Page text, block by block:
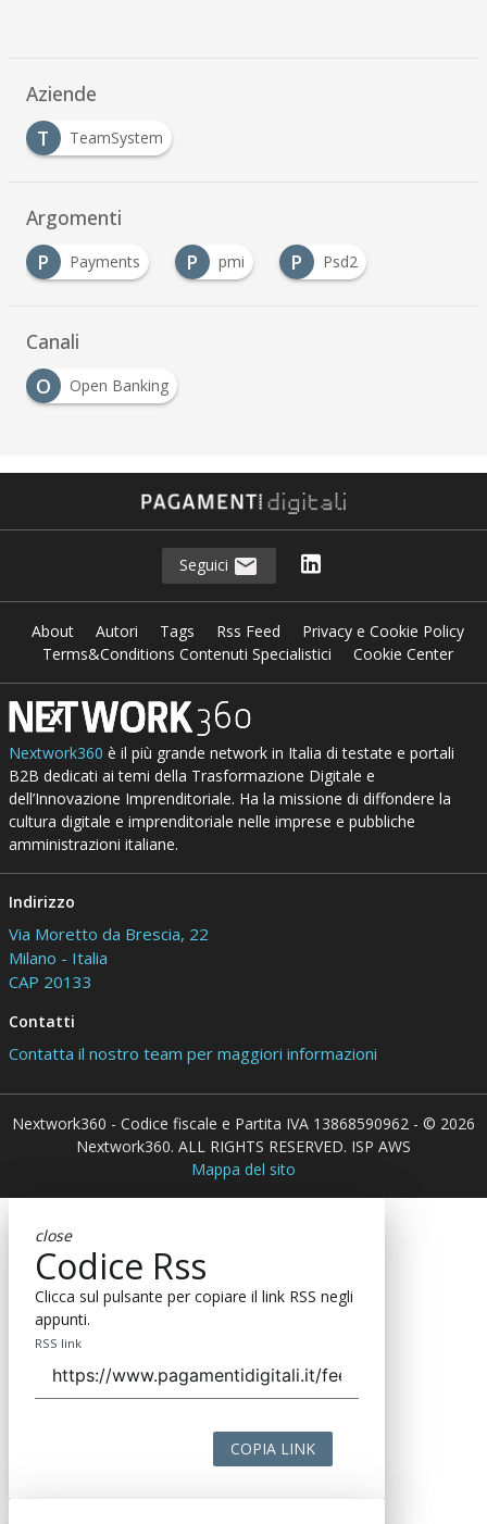
Aziende
T
TeamSystem
Argomenti
P
Payments P pmi P Psd2
Canali
O
Open Banking
Seguici
About Autori Tags Rss Feed
Privacy e Cookie Policy
Terms&Conditions Contenuti Specialistici
Cookie Center
Nextwork360 è il più grande network in Italia di testate e portali
B2B dedicati ai temi della Trasformazione Digitale e
dell’Innovazione Imprenditoriale. Ha la missione di diffondere la
cultura digitale e imprenditoriale nelle imprese e pubbliche
amministrazioni italiane.
Indirizzo
Via Moretto da Brescia, 22
Milano - Italia
CAP 20133
Contatti
Contatta il nostro team per maggiori informazioni
Nextwork360 - Codice fiscale e Partita IVA 13868590962 - © 2026
Nextwork360. ALL RIGHTS RESERVED. ISP AWS
Mappa del sito
close
Codice Rss
Clicca sul pulsante per copiare il link RSS negli
appunti.
RSS link
COPIA LINK